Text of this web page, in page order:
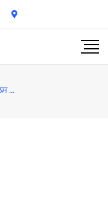
ਪਟਿਆਲਾ ਪੁਲਸ ਨੇ ਪੁਲਸ ਮੁਕਾਬਲੇ ਵਿਚ ਦੋ ਸ਼ੂਟਰਾਂ ਨੂੰ ਕੀਤਾ ਗ੍ਰਿਫ਼ਤਾਰ